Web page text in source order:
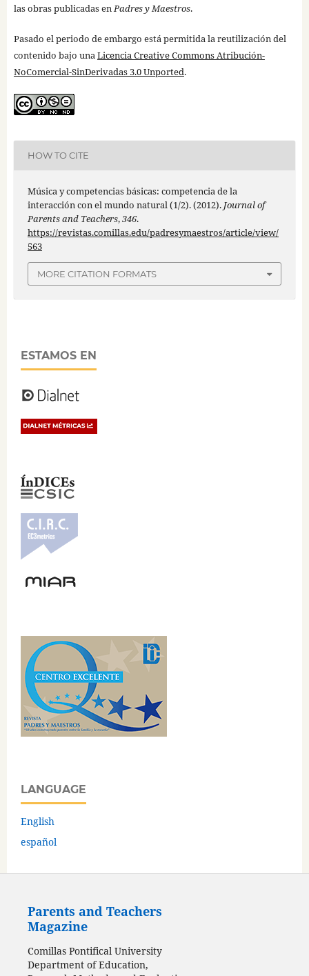
las obras publicadas enPadres y Maestros.
Pasado el periodo de embargo está permitida la reutilización del
contenido bajo unaLicencia Creative Commons Atribución-
NoComercial-SinDerivadas 3.0 Unported.
HOW TO CITE
Música y competencias básicas: competencia de la
interacción con el mundo natural (1/2). (2012). Journal of
Parents and Teachers,346.
https://revistas.comillas.edu/padresymaestros/article/view/
563
MORE CITATION FORMATS
ESTAMOS EN
LANGUAGE
English
español
Parents and Teachers
Magazine
Comillas Pontifical University
Department of Education,